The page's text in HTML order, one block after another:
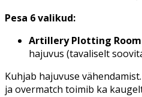
Pesa 6 valikud:
Artillery Plotting Room
hajuvus (tavaliselt
Kuhjab hajuvuse
ja overmatch toimib ka